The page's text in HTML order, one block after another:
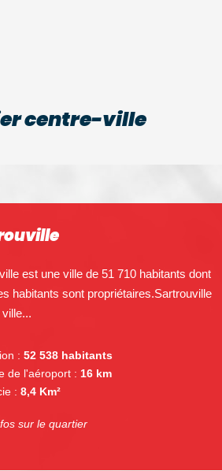
centre-ville
est une ville de 51 710 habitants dont
habitants sont propriétaires.Sartrouville
: 52 538 habitants
de l'aéroport : 16 km
: 8,4 Km²
sur le quartier